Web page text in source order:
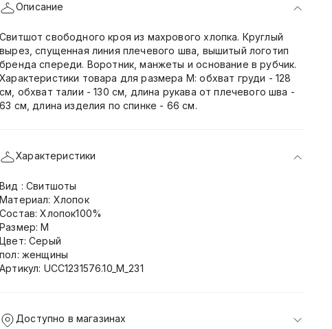
Описание
Свитшот свободного кроя из махрового хлопка. Круглый
вырез, спущенная линия плечевого шва, вышитый логотип
бренда спереди. Воротник, манжеты и основание в рубчик.
Характеристики товара для размера M: обхват груди - 128
см, обхват талии - 130 см, длина рукава от плечевого шва -
63 см, длина изделия по спинке - 66 см.
Характеристики
Вид : Свитшоты
Материал: Хлопок
Состав: Хлопок100%
Размер: M
Цвет: Серый
пол: женщины
Артикул: UCC1231576.10_M_231
Доступно в магазинах